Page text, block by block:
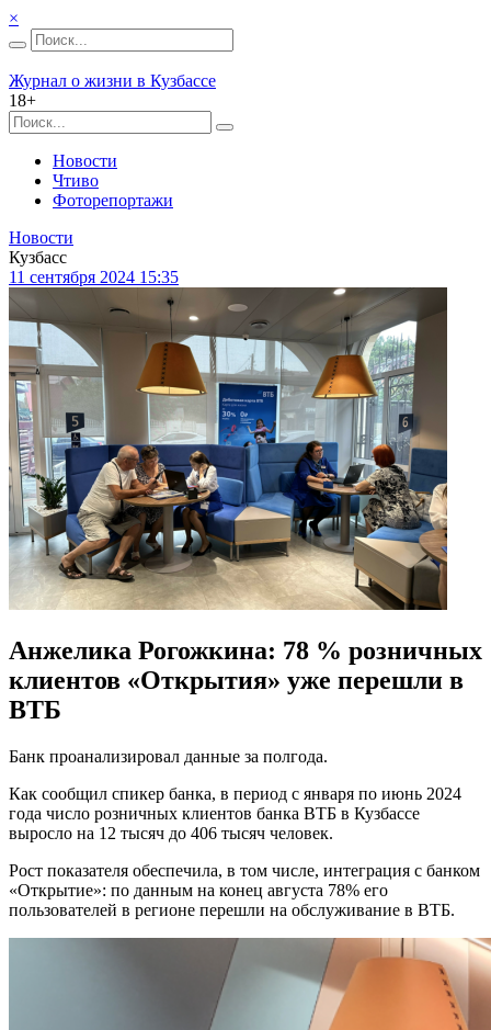
×
Журнал о жизни в Кузбассе
18+
Новости
Чтиво
Фоторепортажи
Новости
Кузбасс
11 сентября 2024 15:35
Анжелика Рогожкина: 78 % розничных
клиентов «Открытия» уже перешли в
ВТБ
Банк проанализировал данные за полгода.
Как сообщил спикер банка, в период с января по июнь 2024
года число розничных клиентов банка ВТБ в Кузбассе
выросло на 12 тысяч до 406 тысяч человек.
Рост показателя обеспечила, в том числе, интеграция с банком
«Открытие»: по данным на конец августа 78% его
пользователей в регионе перешли на обслуживание в ВТБ.